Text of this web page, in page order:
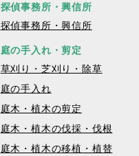
探偵事務所・興信所
探偵事務所・興信所
庭の手入れ・剪定
草刈り・芝刈り・除草
庭の手入れ
庭木・植木の剪定
庭木・植木の伐採・伐根
庭木・植木の移植・植替